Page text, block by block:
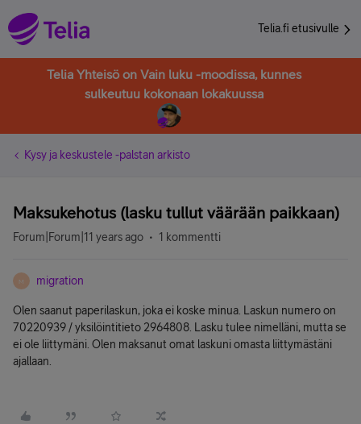
Telia.fi etusivulle
Telia Yhteisö on Vain luku -moodissa, kunnes
sulkeutuu kokonaan lokakuussa
Kysy ja keskustele -palstan arkisto
Maksukehotus (lasku tullut väärään paikkaan)
Forum|Forum|11 years ago 1 kommentti
M migration
Olen saanut paperilaskun, joka ei koske minua. Laskun numero on
70220939 / yksilöintitieto 2964808. Lasku tulee nimelläni, mutta se
ei ole liittymäni. Olen maksanut omat laskuni omasta liittymästäni
ajallaan.